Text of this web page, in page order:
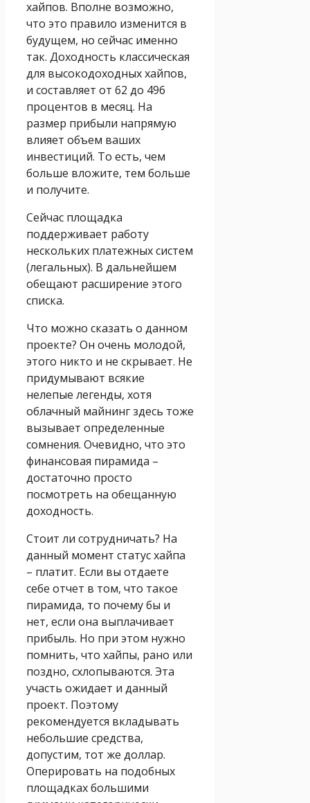
хайпов. Вполне возможно,
что это правило изменится в
будущем, но сейчас именно
так. Доходность классическая
для высокодоходных хайпов,
и составляет от 62 до 496
процентов в месяц. На
размер прибыли напрямую
влияет объем ваших
инвестиций. То есть, чем
больше вложите, тем больше
и получите.
Сейчас площадка
поддерживает работу
нескольких платежных систем
(легальных). В дальнейшем
обещают расширение этого
списка.
Что можно сказать о данном
проекте? Он очень молодой,
этого никто и не скрывает. Не
придумывают всякие
нелепые легенды, хотя
облачный майнинг здесь тоже
вызывает определенные
сомнения. Очевидно, что это
финансовая пирамида –
достаточно просто
посмотреть на обещанную
доходность.
Стоит ли сотрудничать? На
данный момент статус хайпа
– платит. Если вы отдаете
себе отчет в том, что такое
пирамида, то почему бы и
нет, если она выплачивает
прибыль. Но при этом нужно
помнить, что хайпы, рано или
поздно, схлопываются. Эта
участь ожидает и данный
проект. Поэтому
рекомендуется вкладывать
небольшие средства,
допустим, тот же доллар.
Оперировать на подобных
площадках большими